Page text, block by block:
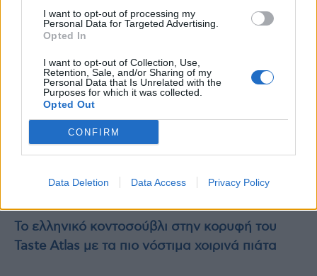
I want to opt-out of processing my
Personal Data for Targeted Advertising.
Opted In
I want to opt-out of Collection, Use,
Retention, Sale, and/or Sharing of my
Personal Data that Is Unrelated with the
Purposes for which it was collected.
Opted Out
CONFIRM
Data Deletion Data Access Privacy Policy
γίνει μέρος αυτής της προσπάθειας και να
επωφεληθεί από τις δράσεις του
Διαβάστε επίσης
στρες
Το ελληνικό κοντοσούβλι στην κορυφή του
Taste Atlas με τα πιο νόστιμα χοιρινά πιάτα